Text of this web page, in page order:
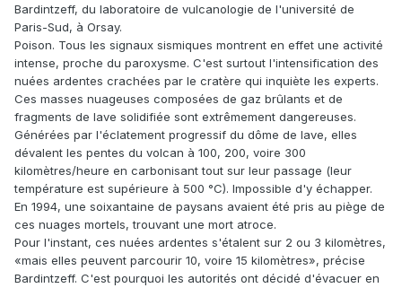
Bardintzeff, du laboratoire de vulcanologie de l'université de
Paris-Sud, à Orsay.
Poison. Tous les signaux sismiques montrent en effet une activité
intense, proche du paroxysme. C'est surtout l'intensification des
nuées ardentes crachées par le cratère qui inquiète les experts.
Ces masses nuageuses composées de gaz brûlants et de
fragments de lave solidifiée sont extrêmement dangereuses.
Générées par l'éclatement progressif du dôme de lave, elles
dévalent les pentes du volcan à 100, 200, voire 300
kilomètres/heure en carbonisant tout sur leur passage (leur
température est supérieure à 500 °C). Impossible d'y échapper.
En 1994, une soixantaine de paysans avaient été pris au piège de
ces nuages mortels, trouvant une mort atroce.
Pour l'instant, ces nuées ardentes s'étalent sur 2 ou 3 kilomètres,
«mais elles peuvent parcourir 10, voire 15 kilomètres», précise
Bardintzeff. C'est pourquoi les autorités ont décidé d'évacuer en